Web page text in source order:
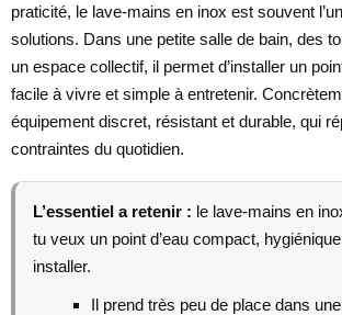
praticité, le lave-mains en inox est souvent
solutions. Dans une petite salle de bain, des
un espace collectif, il permet d’installer un
facile à vivre et simple à entretenir.
équipement discret, résistant et durable, qui
contraintes du quotidien.
L’essentiel a retenir : le lave-mains en
tu veux un point d’eau compact,
installer.
Il prend très peu de place dans